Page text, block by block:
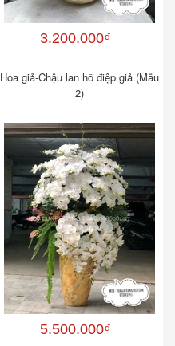
3.200.000₫
Hoa giả-Chậu lan hồ điệp giả (Mẫu
2)
5.500.000₫